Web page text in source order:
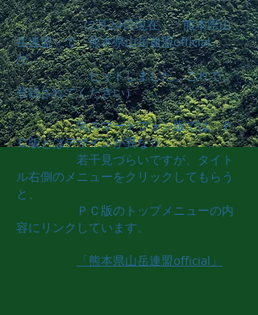
（2月24日現在 「熊本県山
岳連盟」で「熊本県山岳連盟official」
が、
ヒットしました。これで、
登録されてください）
尚スマートフォン版では、Ｐ
Ｃ版とはデザインが異なり、
若干見づらいですが、タイト
ル右側のメニューをクリックしてもらう
と、
​ ＰＣ版のトップメニューの内
容にリンクしています。
「熊本県山岳連盟official」